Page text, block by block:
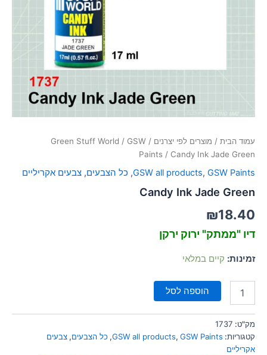
כל
האפשרויות
עמוד הבית / מוצרים לפי יצרנים /
Green Stuff World / GSW
Paints / Candy Ink Jade Green
GSW all products, GSW Paints
, כל הצבעים, צבעים אקריליים
Candy Ink Jade Green
₪18.40
דיו "ממתק" ירוק ירקן
זמינות: קיים במלאי
הוספה לסל
מק"ט: 1737
קטגוריות:
GSW all products, GSW Paints
, כל הצבעים, צבעים
אקריליים